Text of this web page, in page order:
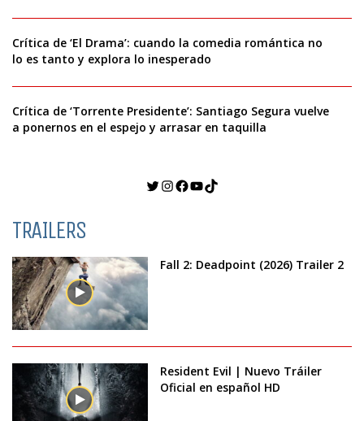
Crítica de ‘El Drama’: cuando la comedia romántica no
lo es tanto y explora lo inesperado
Crítica de ‘Torrente Presidente’: Santiago Segura vuelve
a ponernos en el espejo y arrasar en taquilla
Twitter
Instagram
Facebook
YouTube
TikTok
TRAILERS
Fall 2: Deadpoint (2026) Trailer 2
Resident Evil | Nuevo Tráiler
Oficial en español HD